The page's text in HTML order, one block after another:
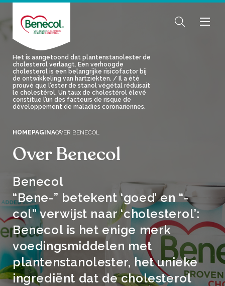
Het is aangetoond dat plantenstanolester de
cholesterol verlaagt. Een verhoogde
cholesterol is een belangrijke risicofactor bij
de ontwikkeling van hartziekten. / Il a été
prouvé que l’ester de stanol végétal réduisait
le cholestérol. Un taux de cholestérol élevé
constitue l’un des facteurs de risque de
développement de maladies coronariennes.
HOMEPAGINAOVER BENECOL
Over Benecol
Benecol
“Bene-” betekent ‘goed’ en “-
col” verwijst naar ‘cholesterol’:
Benecol is het enige merk
voedingsmiddelen met
plantenstanolester, het unieke
ingrediënt dat de cholesterol